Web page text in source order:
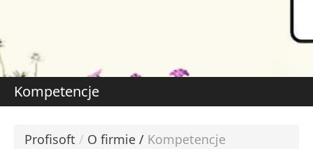
Kompetencje
Profisoft / O firmie / Kompetencje